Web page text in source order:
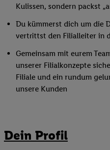
Kulissen, sondern packst
Du kümmerst dich um die
vertrittst den Filialleiter in
Gemeinsam mit eurem
unserer Filialkonzepte
Filiale und ein rundum
unsere Kunden
Dein Profil